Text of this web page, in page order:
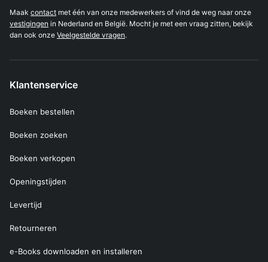
Maak contact met één van onze medewerkers of vind de weg naar onze
vestigingen in Nederland en België. Mocht je met een vraag zitten, bekijk
dan ook onze Veelgestelde vragen.
Klantenservice
Boeken bestellen
Boeken zoeken
Boeken verkopen
Openingstijden
Levertijd
Retourneren
e-Books downloaden en installeren